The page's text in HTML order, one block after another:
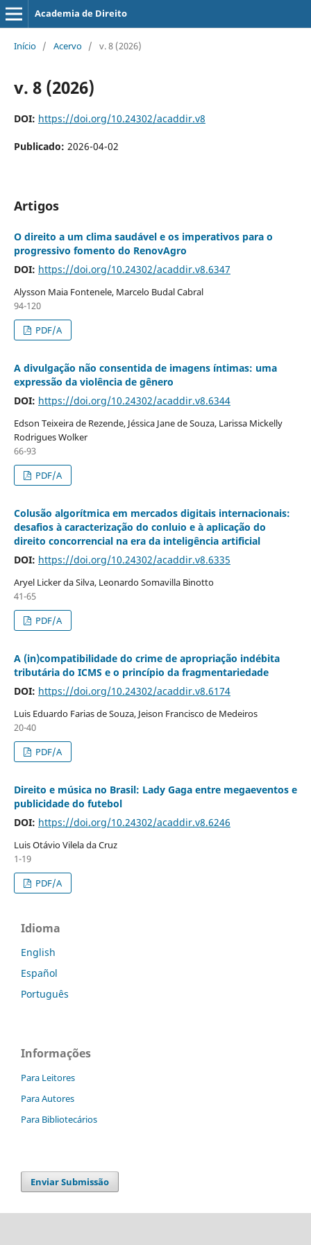
Academia de Direito
Início / Acervo / v. 8 (2026)
v. 8 (2026)
DOI: https://doi.org/10.24302/acaddir.v8
Publicado: 2026-04-02
Artigos
O direito a um clima saudável e os imperativos para o
progressivo fomento do RenovAgro
DOI: https://doi.org/10.24302/acaddir.v8.6347
Alysson Maia Fontenele, Marcelo Budal Cabral
94-120
PDF/A
A divulgação não consentida de imagens íntimas: uma
expressão da violência de gênero
DOI: https://doi.org/10.24302/acaddir.v8.6344
Edson Teixeira de Rezende, Jéssica Jane de Souza, Larissa Mickelly
Rodrigues Wolker
66-93
PDF/A
Colusão algorítmica em mercados digitais internacionais:
desafios à caracterização do conluio e à aplicação do
direito concorrencial na era da inteligência artificial
DOI: https://doi.org/10.24302/acaddir.v8.6335
Aryel Licker da Silva, Leonardo Somavilla Binotto
41-65
PDF/A
A (in)compatibilidade do crime de apropriação indébita
tributária do ICMS e o princípio da fragmentariedade
DOI: https://doi.org/10.24302/acaddir.v8.6174
Luis Eduardo Farias de Souza, Jeison Francisco de Medeiros
20-40
PDF/A
Direito e música no Brasil: Lady Gaga entre megaeventos e
publicidade do futebol
DOI: https://doi.org/10.24302/acaddir.v8.6246
Luis Otávio Vilela da Cruz
1-19
PDF/A
Idioma
English
Español
Português
Informações
Para Leitores
Para Autores
Para Bibliotecários
Enviar Submissão